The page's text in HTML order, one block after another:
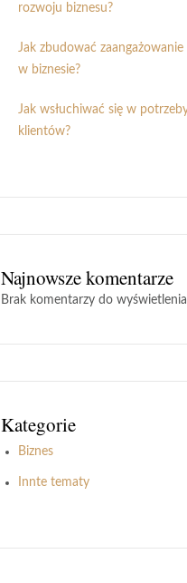
rozwoju biznesu?
Jak zbudować
w biznesie?
Jak wsłuchiwać się w
klientów?
Najnowsze komentarze
Brak komentarzy do
Kategorie
Biznes
Innte tematy